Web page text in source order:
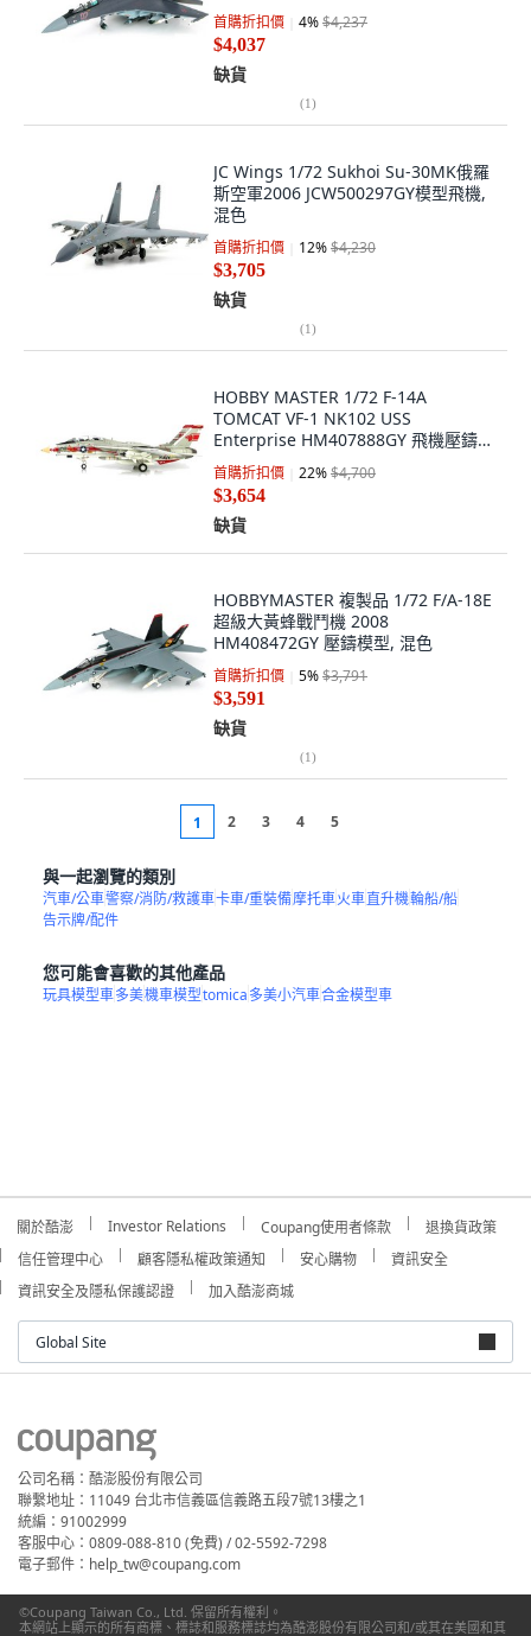
首購折扣價 4%$4,237
$4,037
缺貨
(1)
JC Wings 1/72 Sukhoi Su-30MK俄羅
斯空軍2006 JCW500297GY模型飛機,
混色
首購折扣價 12%$4,230
$3,705
缺貨
(1)
HOBBY MASTER 1/72 F-14A
TOMCAT VF-1 NK102 USS
Enterprise HM407888GY 飛機壓鑄模
型, 混色
首購折扣價 22%$4,700
$3,654
缺貨
HOBBYMASTER 複製品 1/72 F/A-18E
超級大黃蜂戰鬥機 2008
HM408472GY 壓鑄模型, 混色
首購折扣價 5%$3,791
$3,591
缺貨
(1)
1 2 3 4 5
與一起瀏覽的類別
汽車/公車警察/消防/救護車卡車/重裝備摩托車火車直升機輪船/船
告示牌/配件
您可能會喜歡的其他產品
玩具模型車多美機車模型tomica多美小汽車合金模型車
關於酷澎 Investor Relations Coupang使用者條款
退換貨政策
信任管理中心
顧客隱私權政策通知 安心購物
資訊安全
資訊安全及隱私保護認證
加入酷澎商城
Global Site
公司名稱：酷澎股份有限公司
聯繫地址：11049 台北市信義區信義路五段7號13樓之1
統編：91002999
客服中心：0809-088-810 (免費) / 02-5592-7298
電子郵件：help_tw@coupang.com
©Coupang Taiwan Co., Ltd. 保留所有權利。
本網站上顯示的所有商標、標誌和服務標誌均為酷澎股份有限公司和/或其在美國和其